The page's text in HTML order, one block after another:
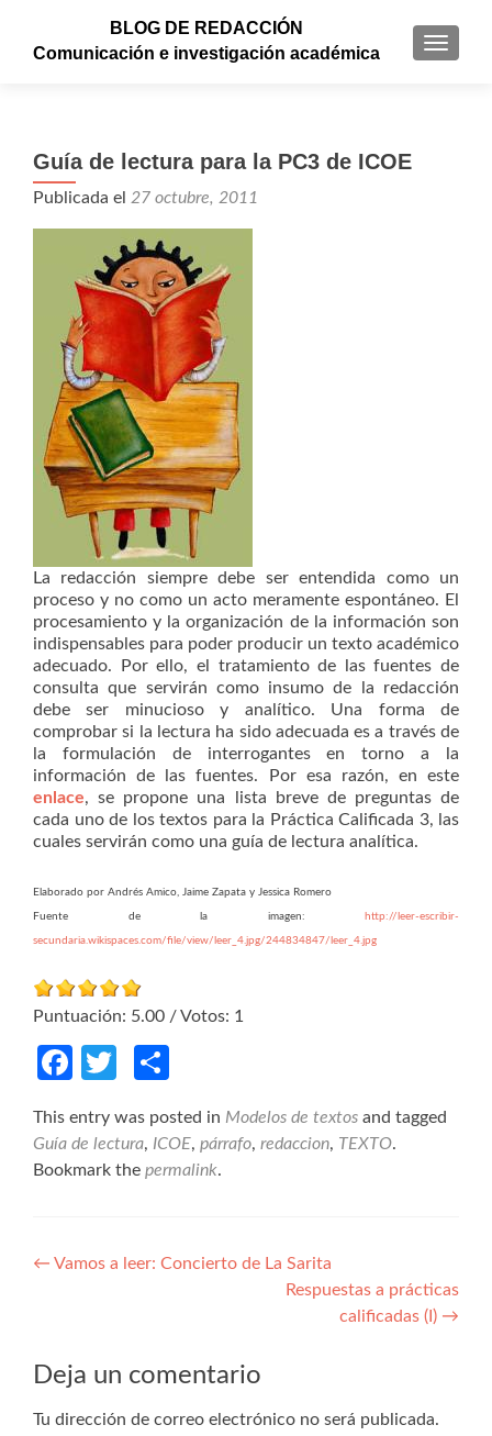
BLOG DE REDACCIÓN
Comunicación e investigación académica
Guía de lectura para la PC3 de ICOE
Publicada el 27 octubre, 2011
La redacción siempre debe ser entendida como un
proceso y no como un acto meramente espontáneo. El
procesamiento y la organización de la información son
indispensables para poder producir un texto académico
adecuado. Por ello, el tratamiento de las fuentes de
consulta que servirán como insumo de la redacción
debe ser minucioso y analítico. Una forma de
comprobar si la lectura ha sido adecuada es a través de
la formulación de interrogantes en torno a la
información de las fuentes. Por esa razón, en este
enlace, se propone una lista breve de preguntas de
cada uno de los textos para la Práctica Calificada 3, las
cuales servirán como una guía de lectura analítica.
Elaborado por Andrés Amico, Jaime Zapata y Jessica Romero
Fuente de la imagen: http://leer-escribir-
secundaria.wikispaces.com/file/view/leer_4.jpg/244834847/leer_4.jpg
Puntuación: 5.00 / Votos: 1
Facebook
Twitter
This entry was posted in Modelos de textos and tagged
Guía de lectura, ICOE, párrafo, redaccion, TEXTO.
Bookmark the permalink.
Navegación de entradas
← Vamos a leer: Concierto de La Sarita
Respuestas a prácticas
calificadas (I) →
Deja un comentario
Tu dirección de correo electrónico no será publicada.